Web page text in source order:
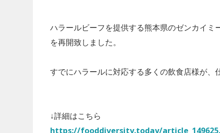
ハラールビーフを提供する熊本県のゼンカイ
を再開致しました。
すでにハラールに対応する多くの飲食店様が、
↓詳細はこちら
https://fooddiversity.today/